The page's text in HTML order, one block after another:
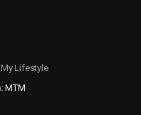
Lifestyle
MTM